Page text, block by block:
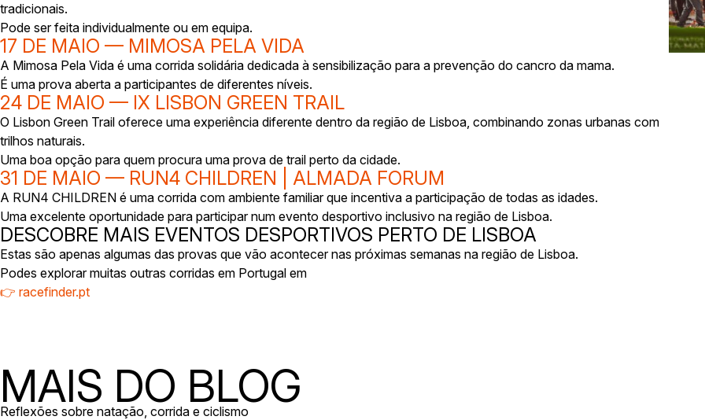
tradicionais.
Pode ser feita individualmente ou em equipa.
17 DE MAIO — MIMOSA PELA VIDA
A Mimosa Pela Vida é uma corrida solidária dedicada à sensibilização para a prevenção do cancro da mama.
É uma prova aberta a participantes de diferentes níveis.
24 DE MAIO — IX LISBON GREEN TRAIL
O Lisbon Green Trail oferece uma experiência diferente dentro da região de Lisboa, combinando zonas urbanas com
trilhos naturais.
Uma boa opção para quem procura uma prova de trail perto da cidade.
31 DE MAIO — RUN4 CHILDREN | ALMADA FORUM
A RUN4 CHILDREN é uma corrida com ambiente familiar que incentiva a participação de todas as idades.
Uma excelente oportunidade para participar num evento desportivo inclusivo na região de Lisboa.
DESCOBRE MAIS EVENTOS DESPORTIVOS PERTO DE LISBOA
Estas são apenas algumas das provas que vão acontecer nas próximas semanas na região de Lisboa.
Podes explorar muitas outras corridas em Portugal em
👉 racefinder.pt
MAIS DO BLOG
Reflexões sobre natação, corrida e ciclismo